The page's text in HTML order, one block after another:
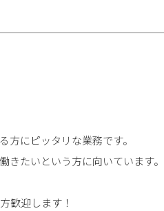
にピッタリな業務です。
たいという方に向いています。
歓迎します！